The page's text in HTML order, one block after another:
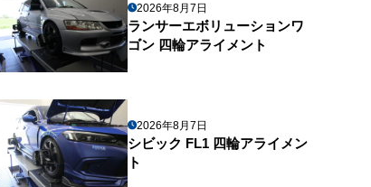
2026年8月7日
ランサーエボリューションワ
ゴン 四輪アライメント
2026年8月7日
シビック FL1 四輪アライメン
ト